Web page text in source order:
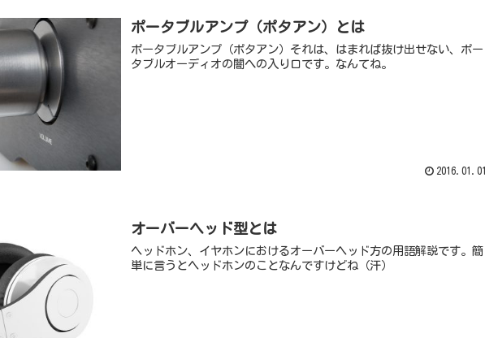
ポータブルアンプ（ポタアン）とは
ポータブルアンプ（ポタアン）それは、はまれば抜け出せない、ポー
タブルオーディオの闇への入り口です。なんてね。
2016.01.01
オーバーヘッド型とは
ヘッドホン、イヤホンにおけるオーバーヘッド方の用語解説です。簡
単に言うとヘッドホンのことなんですけどね（汗）